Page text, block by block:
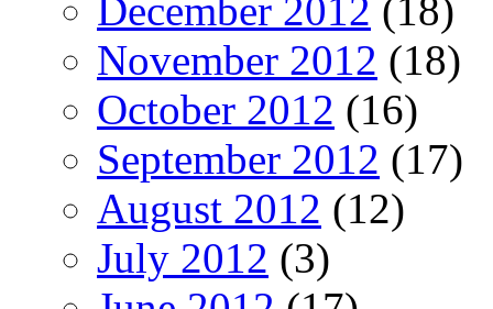
December 2012 (18)
November 2012 (18)
October 2012 (16)
September 2012 (17)
August 2012 (12)
July 2012 (3)